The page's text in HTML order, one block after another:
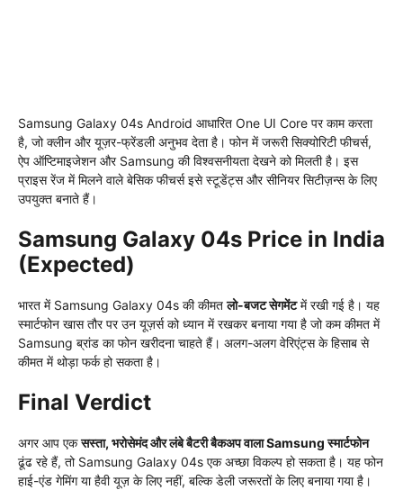
Samsung Galaxy 04s Android आधारित One UI Core पर काम करता
है, जो क्लीन और यूज़र-फ्रेंडली अनुभव देता है। फोन में जरूरी सिक्योरिटी फीचर्स,
ऐप ऑप्टिमाइजेशन और Samsung की विश्वसनीयता देखने को मिलती है। इस
प्राइस रेंज में मिलने वाले बेसिक फीचर्स इसे स्टूडेंट्स और सीनियर सिटीज़न्स के लिए
उपयुक्त बनाते हैं।
Samsung Galaxy 04s Price in India
(Expected)
भारत में Samsung Galaxy 04s की कीमतलो-बजट सेगमेंटमें रखी गई है। यह
स्मार्टफोन खास तौर पर उन यूज़र्स को ध्यान में रखकर बनाया गया है जो कम कीमत में
Samsung ब्रांड का फोन खरीदना चाहते हैं। अलग-अलग वेरिएंट्स के हिसाब से
कीमत में थोड़ा फर्क हो सकता है।
Final Verdict
अगर आप एकसस्ता, भरोसेमंद और लंबे बैटरी बैकअप वाला Samsung स्मार्टफोन
ढूंढ रहे हैं, तो Samsung Galaxy 04s एक अच्छा विकल्प हो सकता है। यह फोन
हाई-एंड गेमिंग या हैवी यूज़ के लिए नहीं, बल्कि डेली जरूरतों के लिए बनाया गया है।